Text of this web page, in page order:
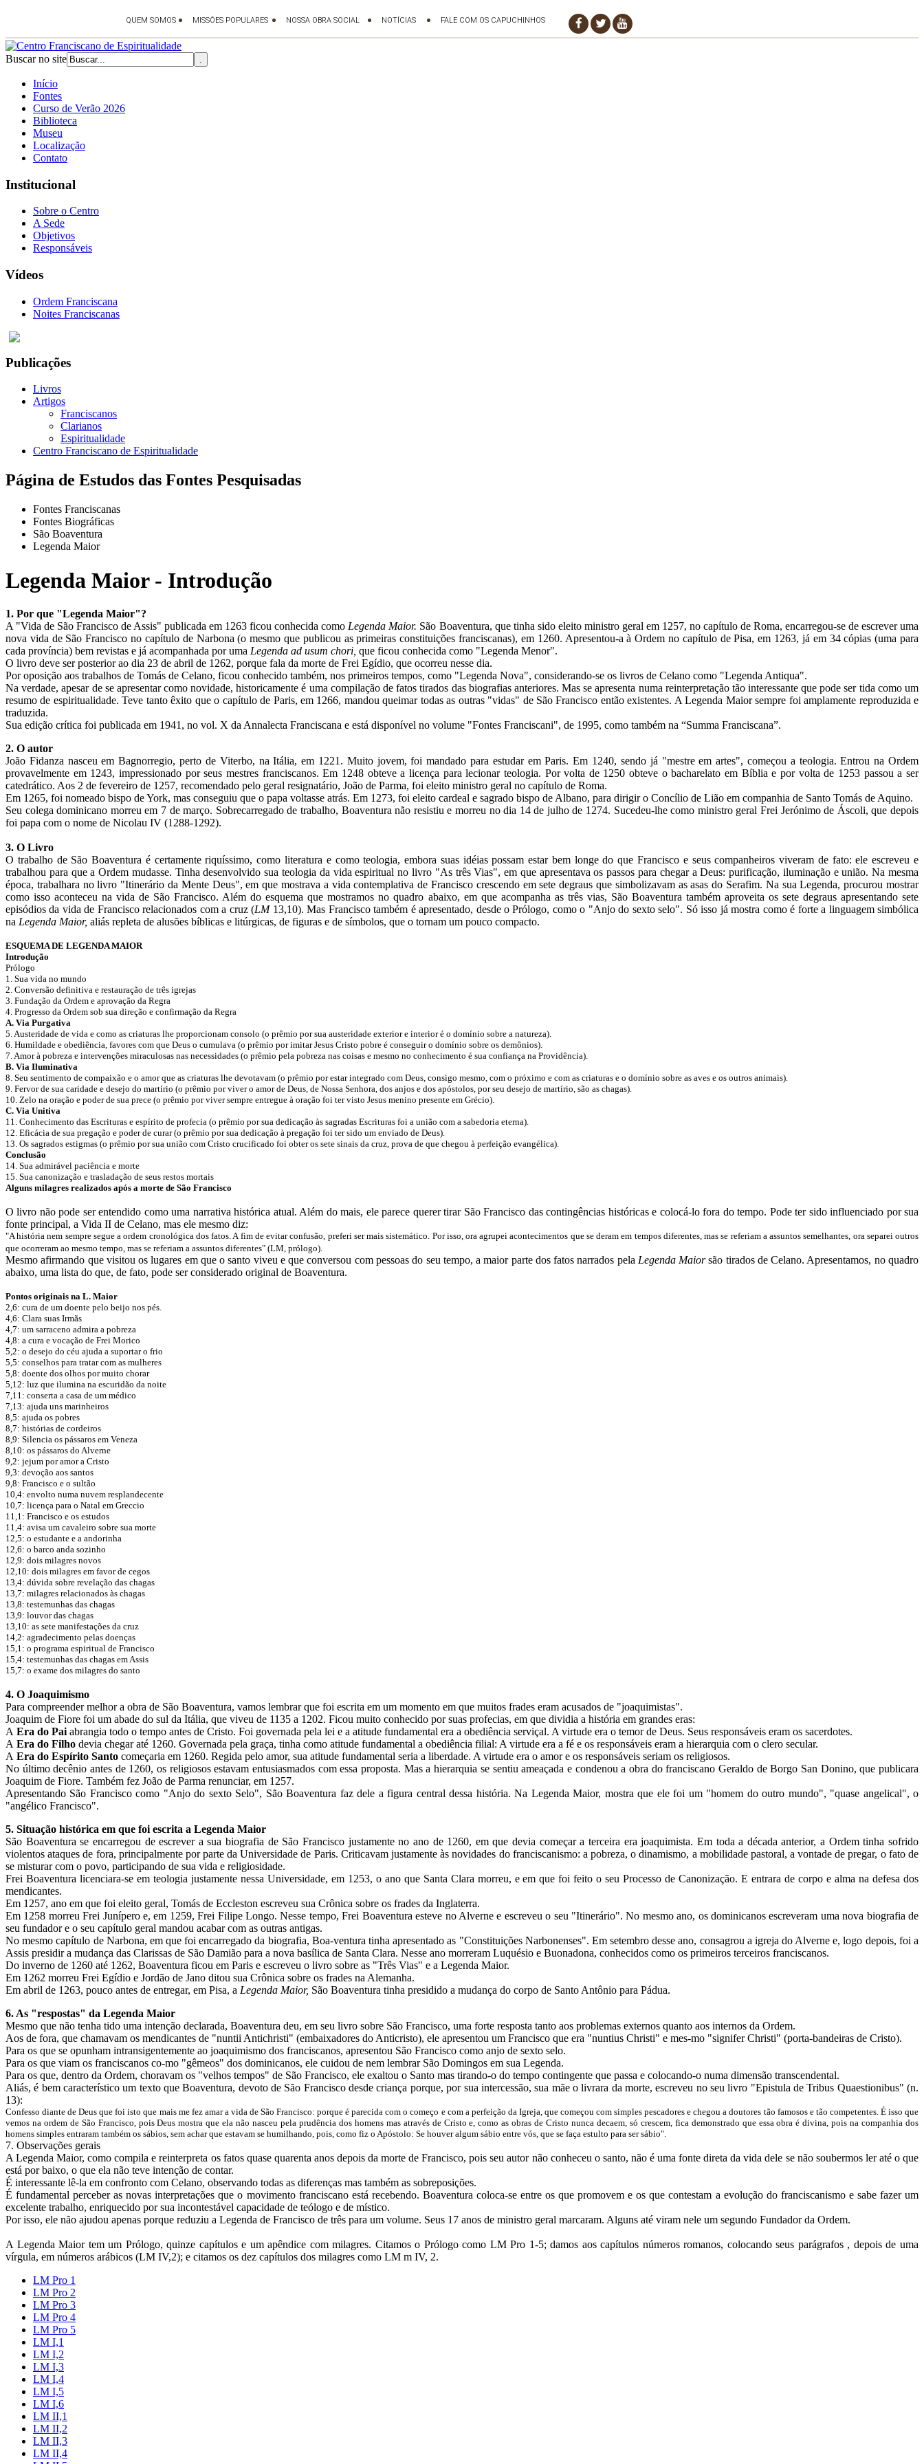
Buscar no site
Início
Fontes
Curso de Verão 2026
Biblioteca
Museu
Localização
Contato
Institucional
Sobre o Centro
A Sede
Objetivos
Responsáveis
Vídeos
Ordem Franciscana
Noites Franciscanas
Publicações
Livros
Artigos
Franciscanos
Clarianos
Espiritualidade
Centro Franciscano de Espiritualidade
Página de Estudos das Fontes Pesquisadas
Fontes Franciscanas
Fontes Biográficas
São Boaventura
Legenda Maior
Legenda Maior - Introdução
1. Por que "Legenda Maior"?
A "Vida de São Francisco de Assis" publicada em 1263 ficou conhecida como Legenda Maior. São Boaventura, que tinha sido eleito ministro geral em 1257, no capítulo de Roma, encarregou-se de escrever uma
nova vida de São Francisco no capítulo de Narbona (o mesmo que publicou as primeiras constituições franciscanas), em 1260. Apresentou-a à Ordem no capítulo de Pisa, em 1263, já em 34 cópias (uma para
cada província) bem revistas e já acompanhada por uma Legenda ad usum chori, que ficou conhecida como "Legenda Menor".
O livro deve ser posterior ao dia 23 de abril de 1262, porque fala da morte de Frei Egídio, que ocorreu nesse dia.
Por oposição aos trabalhos de Tomás de Celano, ficou conhecido também, nos primeiros tempos, como "Legenda Nova", considerando-se os livros de Celano como "Legenda Antiqua".
Na verdade, apesar de se apresentar como novidade, historicamente é uma compilação de fatos tirados das biografias anteriores. Mas se apresenta numa reinterpretação tão interessante que pode ser tida como um
resumo de espiritualidade. Teve tanto êxito que o capítulo de Paris, em 1266, mandou queimar todas as outras "vidas" de São Francisco então existentes. A Legenda Maior sempre foi amplamente reproduzida e
traduzida.
Sua edição crítica foi publicada em 1941, no vol. X da Annalecta Franciscana e está disponível no volume "Fontes Franciscani", de 1995, como também na “Summa Franciscana”.
2. O autor
João Fidanza nasceu em Bagnorregio, perto de Viterbo, na Itália, em 1221. Muito jovem, foi mandado para estudar em Paris. Em 1240, sendo já "mestre em artes", começou a teologia. Entrou na Ordem
provavelmente em 1243, impressionado por seus mestres franciscanos. Em 1248 obteve a licença para lecionar teologia. Por volta de 1250 obteve o bacharelato em Bíblia e por volta de 1253 passou a ser
catedrático. Aos 2 de fevereiro de 1257, recomendado pelo geral resignatário, João de Parma, foi eleito ministro geral no capítulo de Roma.
Em 1265, foi nomeado bispo de York, mas conseguiu que o papa voltasse atrás. Em 1273, foi eleito cardeal e sagrado bispo de Albano, para dirigir o Concílio de Lião em companhia de Santo Tomás de Aquino.
Seu colega dominicano morreu em 7 de março. Sobrecarregado de trabalho, Boaventura não resistiu e morreu no dia 14 de julho de 1274. Sucedeu-lhe como ministro geral Frei Jerónimo de Áscoli, que depois
foi papa com o nome de Nicolau IV (1288-1292).
3. O Livro
O trabalho de São Boaventura é certamente riquíssimo, como literatura e como teologia, embora suas idéias possam estar bem longe do que Francisco e seus companheiros viveram de fato: ele escreveu e
trabalhou para que a Ordem mudasse. Tinha desenvolvido sua teologia da vida espiritual no livro "As três Vias", em que apresentava os passos para chegar a Deus: purificação, iluminação e união. Na mesma
época, trabalhara no livro "Itinerário da Mente Deus", em que mostrava a vida contemplativa de Francisco crescendo em sete degraus que simbolizavam as asas do Serafim. Na sua Legenda, procurou mostrar
como isso aconteceu na vida de São Francisco. Além do esquema que mostramos no quadro abaixo, em que acompanha as três vias, São Boaventura também aproveita os sete degraus apresentando sete
episódios da vida de Francisco relacionados com a cruz (LM 13,10). Mas Francisco também é apresentado, desde o Prólogo, como o "Anjo do sexto selo". Só isso já mostra como é forte a linguagem simbólica
na Legenda Maior, aliás repleta de alusões bíblicas e litúrgicas, de figuras e de símbolos, que o tornam um pouco compacto.
ESQUEMA DE LEGENDA MAIOR
Introdução
Prólogo
1. Sua vida no mundo
2. Conversão definitiva e restauração de três igrejas
3. Fundação da Ordem e aprovação da Regra
4. Progresso da Ordem sob sua direção e confirmação da Regra
A. Via Purgativa
5. Austeridade de vida e como as criaturas lhe proporcionam consolo (o prêmio por sua austeridade exterior e interior é o domínio sobre a natureza).
6. Humildade e obediência, favores com que Deus o cumulava (o prêmio por imitar Jesus Cristo pobre é conseguir o domínio sobre os demônios).
7. Amor à pobreza e intervenções miraculosas nas necessidades (o prêmio pela pobreza nas coisas e mesmo no conhecimento é sua confiança na Providência).
B. Via Iluminativa
8. Seu sentimento de compaixão e o amor que as criaturas lhe devotavam (o prêmio por estar integrado com Deus, consigo mesmo, com o próximo e com as criaturas e o domínio sobre as aves e os outros animais).
9. Fervor de sua caridade e desejo do martírio (o prêmio por viver o amor de Deus, de Nossa Senhora, dos anjos e dos apóstolos, por seu desejo de martírio, são as chagas).
10. Zelo na oração e poder de sua prece (o prêmio por viver sempre entregue à oração foi ter visto Jesus menino presente em Grécio).
C. Via Unitiva
11. Conhecimento das Escrituras e espírito de profecia (o prêmio por sua dedicação às sagradas Escrituras foi a união com a sabedoria eterna).
12. Eficácia de sua pregação e poder de curar (o prêmio por sua dedicação à pregação foi ter sido um enviado de Deus).
13. Os sagrados estigmas (o prêmio por sua união com Cristo crucificado foi obter os sete sinais da cruz, prova de que chegou à perfeição evangélica).
Conclusão
14. Sua admirável paciência e morte
15. Sua canonização e trasladação de seus restos mortais
Alguns milagres realizados após a morte de São Francisco
O livro não pode ser entendido como uma narrativa histórica atual. Além do mais, ele parece querer tirar São Francisco das contingências históricas e colocá-lo fora do tempo. Pode ter sido influenciado por sua
fonte principal, a Vida II de Celano, mas ele mesmo diz:
"A história nem sempre segue a ordem cronológica dos fatos. A fim de evitar confusão, preferi ser mais sistemático. Por isso, ora agrupei acontecimentos que se deram em tempos diferentes, mas se referiam a assuntos semelhantes, ora separei outros
que ocorreram ao mesmo tempo, mas se referiam a assuntos diferentes" (LM, prólogo).
Mesmo afirmando que visitou os lugares em que o santo viveu e que conversou com pessoas do seu tempo, a maior parte dos fatos narrados pela Legenda Maiorsão tirados de Celano. Apresentamos, no quadro
abaixo, uma lista do que, de fato, pode ser considerado original de Boaventura.
Pontos originais na L. Maior
2,6: cura de um doente pelo beijo nos pés.
4,6: Clara suas Irmãs
4,7: um sarraceno admira a pobreza
4,8: a cura e vocação de Frei Morico
5,2: o desejo do céu ajuda a suportar o frio
5,5: conselhos para tratar com as mulheres
5,8: doente dos olhos por muito chorar
5,12: luz que ilumina na escuridão da noite
7,11: conserta a casa de um médico
7,13: ajuda uns marinheiros
8,5: ajuda os pobres
8,7: histórias de cordeiros
8,9: Silencia os pássaros em Veneza
8,10: os pássaros do Alverne
9,2: jejum por amor a Cristo
9,3: devoção aos santos
9,8: Francisco e o sultão
10,4: envolto numa nuvem resplandecente
10,7: licença para o Natal em Greccio
11,1: Francisco e os estudos
11,4: avisa um cavaleiro sobre sua morte
12,5: o estudante e a andorinha
12,6: o barco anda sozinho
12,9: dois milagres novos
12,10: dois milagres em favor de cegos
13,4: dúvida sobre revelação das chagas
13,7: milagres relacionados às chagas
13,8: testemunhas das chagas
13,9: louvor das chagas
13,10: as sete manifestações da cruz
14,2: agradecimento pelas doenças
15,1: o programa espiritual de Francisco
15,4: testemunhas das chagas em Assis
15,7: o exame dos milagres do santo
4. O Joaquimismo
Para compreender melhor a obra de São Boaventura, vamos lembrar que foi escrita em um momento em que muitos frades eram acusados de "joaquimistas".
Joaquim de Fiore foi um abade do sul da Itália, que viveu de 1135 a 1202. Ficou muito conhecido por suas profecias, em que dividia a história em grandes eras:
A Era do Pai abrangia todo o tempo antes de Cristo. Foi governada pela lei e a atitude fundamental era a obediência serviçal. A virtude era o temor de Deus. Seus responsáveis eram os sacerdotes.
A Era do Filho devia chegar até 1260. Governada pela graça, tinha como atitude fundamental a obediência filial: A virtude era a fé e os responsáveis eram a hierarquia com o clero secular.
A Era do Espírito Santo começaria em 1260. Regida pelo amor, sua atitude fundamental seria a liberdade. A virtude era o amor e os responsáveis seriam os religiosos.
No último decênio antes de 1260, os religiosos estavam entusiasmados com essa proposta. Mas a hierarquia se sentiu ameaçada e condenou a obra do franciscano Geraldo de Borgo San Donino, que publicara
Joaquim de Fiore. Também fez João de Parma renunciar, em 1257.
Apresentando São Francisco como "Anjo do sexto Selo", São Boaventura faz dele a figura central dessa história. Na Legenda Maior, mostra que ele foi um "homem do outro mundo", "quase angelical", o
"angélico Francisco".
5. Situação histórica em que foi escrita a Legenda Maior
São Boaventura se encarregou de escrever a sua biografia de São Francisco justamente no ano de 1260, em que devia começar a terceira era joaquimista. Em toda a década anterior, a Ordem tinha sofrido
violentos ataques de fora, principalmente por parte da Universidade de Paris. Criticavam justamente às novidades do franciscanismo: a pobreza, o dinamismo, a mobilidade pastoral, a vontade de pregar, o fato de
se misturar com o povo, participando de sua vida e religiosidade.
Frei Boaventura licenciara-se em teologia justamente nessa Universidade, em 1253, o ano que Santa Clara morreu, e em que foi feito o seu Processo de Canonização. E entrara de corpo e alma na defesa dos
mendicantes.
Em 1257, ano em que foi eleito geral, Tomás de Eccleston escreveu sua Crônica sobre os frades da Inglaterra.
Em 1258 morreu Frei Junípero e, em 1259, Frei Filipe Longo. Nesse tempo, Frei Boaventura esteve no Alverne e escreveu o seu "Itinerário". No mesmo ano, os dominicanos escreveram uma nova biografia de
seu fundador e o seu capítulo geral mandou acabar com as outras antigas.
No mesmo capítulo de Narbona, em que foi encarregado da biografia, Boa-ventura tinha apresentado as "Constituições Narbonenses". Em setembro desse ano, consagrou a igreja do Alverne e, logo depois, foi a
Assis presidir a mudança das Clarissas de São Damião para a nova basílica de Santa Clara. Nesse ano morreram Luquésio e Buonadona, conhecidos como os primeiros terceiros franciscanos.
Do inverno de 1260 até 1262, Boaventura ficou em Paris e escreveu o livro sobre as "Três Vias" e a Legenda Maior.
Em 1262 morreu Frei Egídio e Jordão de Jano ditou sua Crônica sobre os frades na Alemanha.
Em abril de 1263, pouco antes de entregar, em Pisa, a Legenda Maior, São Boaventura tinha presidido a mudança do corpo de Santo Antônio para Pádua.
6. As "respostas" da Legenda Maior
Mesmo que não tenha tido uma intenção declarada, Boaventura deu, em seu livro sobre São Francisco, uma forte resposta tanto aos problemas externos quanto aos internos da Ordem.
Aos de fora, que chamavam os mendicantes de "nuntii Antichristi" (embaixadores do Anticristo), ele apresentou um Francisco que era "nuntius Christi" e mes-mo "signifer Christi" (porta-bandeiras de Cristo).
Para os que se opunham intransigentemente ao joaquimismo dos franciscanos, apresentou São Francisco como anjo de sexto selo.
Para os que viam os franciscanos co-mo "gêmeos" dos dominicanos, ele cuidou de nem lembrar São Domingos em sua Legenda.
Para os que, dentro da Ordem, choravam os "velhos tempos" de São Francisco, ele exaltou o Santo mas tirando-o do tempo contingente que passa e colocando-o numa dimensão transcendental.
Aliás, é bem característico um texto que Boaventura, devoto de São Francisco desde criança porque, por sua intercessão, sua mãe o livrara da morte, escreveu no seu livro "Epistula de Tribus Quaestionibus" (n.
13):
Confesso diante de Deus que foi isto que mais me fez amar a vida de São Francisco: porque é parecida com o começo e com a perfeição da Igreja, que começou com simples pescadores e chegou a doutores tão famosos e tão competentes. É isso que
vemos na ordem de São Francisco, pois Deus mostra que ela não nasceu pela prudência dos homens mas através de Cristo e, como as obras de Cristo nunca decaem, só crescem, fica demonstrado que essa obra é divina, pois na companhia dos
homens simples entraram também os sábios, sem achar que estavam se humilhando, pois, como fiz o Apóstolo: Se houver algum sábio entre vós, que se faça estulto para ser sábio".
7. Observações gerais
A Legenda Maior, como compila e reinterpreta os fatos quase quarenta anos depois da morte de Francisco, pois seu autor não conheceu o santo, não é uma fonte direta da vida dele se não soubermos ler até o que
está por baixo, o que ela não teve intenção de contar.
É interessante lê-la em confronto com Celano, observando todas as diferenças mas também as sobreposições.
É fundamental perceber as novas interpretações que o movimento franciscano está recebendo. Boaventura coloca-se entre os que promovem e os que contestam a evolução do franciscanismo e sabe fazer um
excelente trabalho, enriquecido por sua incontestável capacidade de teólogo e de místico.
Por isso, ele não ajudou apenas porque reduziu a Legenda de Francisco de três para um volume. Seus 17 anos de ministro geral marcaram. Alguns até viram nele um segundo Fundador da Ordem.
A Legenda Maior tem um Prólogo, quinze capítulos e um apêndice com milagres. Citamos o Prólogo como LM Pro 1-5; damos aos capítulos números romanos, colocando seus parágrafos , depois de uma
vírgula, em números arábicos (LM IV,2); e citamos os dez capítulos dos milagres como LM m IV, 2.
LM Pro 1
LM Pro 2
LM Pro 3
LM Pro 4
LM Pro 5
LM I,1
LM I,2
LM I,3
LM I,4
LM I,5
LM I,6
LM II,1
LM II,2
LM II,3
LM II,4